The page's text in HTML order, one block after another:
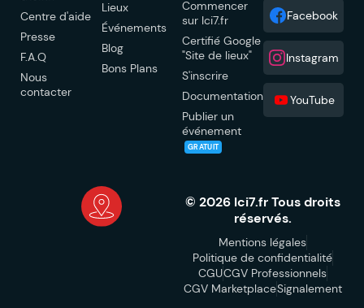
Centre d'aide
Presse
F.A.Q
Nous
contacter
Lieux
Événements
Blog
Bons Plans
Commencer
sur Ici7.fr
Certifié Google
"Site de lieux"
S'inscrire
Documentation
Publier un
événement
GRATUIT
Facebook
Instagram
YouTube
© 2026 Ici7.fr Tous droits
réservés.
Mentions légales
Politique de confidentialité
CGUCGV Professionnels
CGV MarketplaceSignalement